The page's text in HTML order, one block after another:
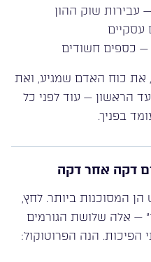
— עבירות שוק ההון
עסקיים
— כספים חשודים
את כוח האדם שמגיע, ואת
הראשון — עוד לפני כל
בפניך.
דקה אחר דקה
המסוכנות ביותר. לחץ,
— אלה שלושת הגורמים
הפיכות. הנה הפרוטוקול: